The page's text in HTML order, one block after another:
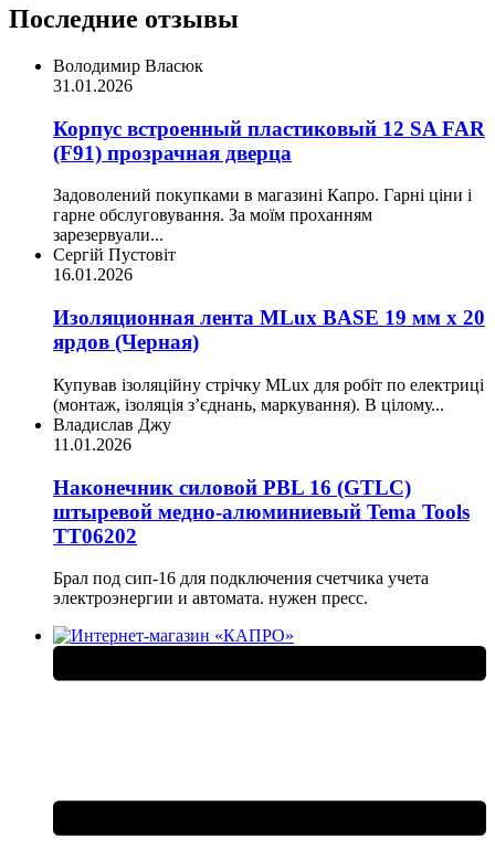
Последние отзывы
Володимир Власюк
31.01.2026
Корпус встроенный пластиковый 12 SA FAR
(F91) прозрачная дверца
Задоволений покупками в магазині Капро. Гарні ціни і
гарне обслуговування. За моїм проханням
зарезервуали...
Сергій Пустовіт
16.01.2026
Изоляционная лента MLux BASE 19 мм х 20
ярдов (Черная)
Купував ізоляційну стрічку MLux для робіт по електриці
(монтаж, ізоляція з’єднань, маркування). В цілому...
Владислав Джу
11.01.2026
Наконечник силовой PBL 16 (GTLC)
штыревой медно-алюминиевый Tema Tools
ТТ06202
Брал под сип-16 для подключения счетчика учета
электроэнергии и автомата. нужен пресс.